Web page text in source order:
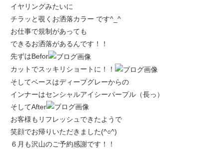
イヤリングみたいに
チラッと覗くお洒落カラー です^_^
お仕事で規制があっても
できるお洒落があるんです！！
先ずはBefor
カットでスッキリショートに！！
そしてベースはディープグレーからの
インナーはセンシャルアイシーパープル（長っ）
そしてAfter
お客様もリフレッシュできたようで
笑顔でお帰りいただきました(^○^)
６月も沢山のご予約感謝です！！